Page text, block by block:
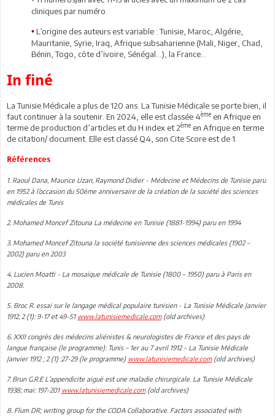
cliniques par numéro.
• L’origine des auteurs est variable : Tunisie, Maroc, Algérie,
Mauritanie, Syrie, Iraq, Afrique subsaharienne (Mali, Niger, Chad,
Bénin, Togo, côte d’ivoire, Sénégal…), la France…
In finé
La Tunisie Médicale a plus de 120 ans. La Tunisie Médicale se porte bien, il
faut continuer à la soutenir. En 2024, elle est classée 4ème en Afrique en
terme de production d’articles et du H index et 2ème en Afrique en terme
de citation/ document. Elle est classé Q4, son Cite Score est de 1.
Références
1. Raoul Dana, Maurice Uzan, Raymond Didier - Médecine et Médecins de Tunisie paru
en 1952 à l’occasion du 50ème anniversaire de la création de la société des sciences
médicales de Tunis
2. Mohamed Moncef Zitouna La médecine en Tunisie (1881-1994) paru en 1994
3. Mohamed Moncef Zitouna la société tunisienne des sciences médicales (1902 –
2002) paru en 2003
4. Lucien Moatti - La mosaïque médicale de Tunisie (1800 – 1950) paru à Paris en
2008.
5. Broc R. essai sur le langage médical populaire tunisien - La Tunisie Médicale Janvier
1912; 2 (1): 9-17 et 49-51 www.latunisiemedicale.com(old archives)
6. XXII congrès des médecins aliénistes & neurologistes de France et des pays de
langue française (le programme): Tunis – 1er au 7 avril 1912 – La Tunisie Médicale
Janvier 1912 ; 2 (1) :27-29 (le programme) www.latunisiemedicale.com(old archives)
7. Brun G.R.E L’appendicite aiguë est une maladie chirurgicale. La Tunisie Médicale
1938; mai: 197-201 www.latunisiemedicale.com(old archives)
8. Flum DR; writing group for the CODA Collaborative. Factors associated with